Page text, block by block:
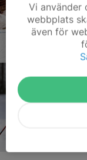
Vi använder
webbplats
även för